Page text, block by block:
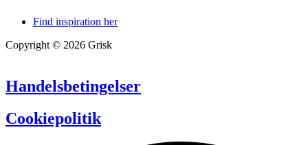
Find inspiration her
Copyright © 2026 Grisk
Handelsbetingelser
Cookiepolitik